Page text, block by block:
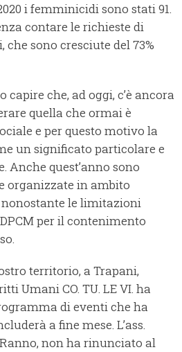
i femminicidi sono stati 91.
contare le richieste di
sono cresciute del 73%
che, ad oggi, c’è ancora
quella che ormai è
e per questo motivo la
un significato particolare e
quest’anno sono
organizzate in ambito
le limitazioni
per il contenimento
territorio, a Trapani,
Umani CO. TU. LE VI. ha
di eventi che ha
a fine mese. L’ass.
non ha rinunciato al